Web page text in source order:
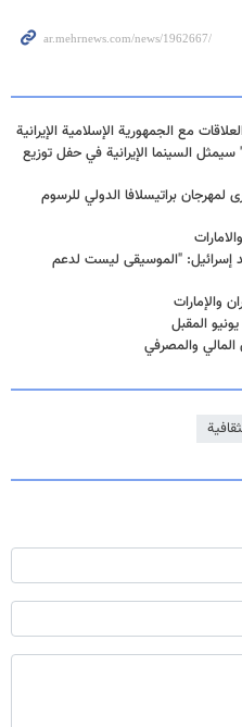
مع الجمهورية الإسلامية الإيرانية
السينما الإيرانية في حفل توزيع
لمهرجان براتيسلافا الدولي للرسوم
إسرائيل: "الموسيقى ليست لدعم
والإمارات
المالي والمصرفي